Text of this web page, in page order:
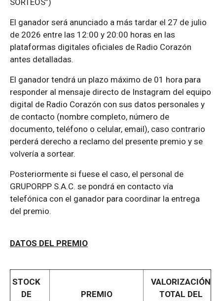
SORTEOS”)
El ganador será anunciado a más tardar el 27 de julio
de 2026 entre las 12:00 y 20:00 horas en las
plataformas digitales oficiales de Radio Corazón
antes detalladas.
El ganador tendrá un plazo máximo de 01 hora para
responder al mensaje directo de Instagram del equipo
digital de Radio Corazón con sus datos personales y
de contacto (nombre completo, número de
documento, teléfono o celular, email), caso contrario
perderá derecho a reclamo del presente premio y se
volvería a sortear.
Posteriormente si fuese el caso, el personal de
GRUPORPP S.A.C. se pondrá en contacto vía
telefónica con el ganador para coordinar la entrega
del premio.
DATOS DEL PREMIO
STOCK
DE
PREMIO
VALORIZACIÓN
TOTAL DEL